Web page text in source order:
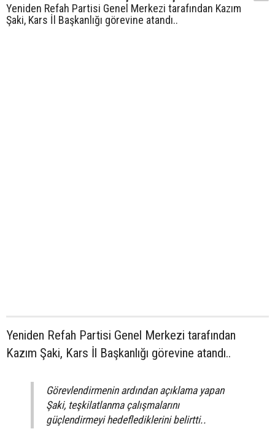
Yeniden Refah Partisi Genel Merkezi tarafından Kazım
Şaki, Kars İl Başkanlığı görevine atandı..
Yeniden Refah Partisi Genel Merkezi tarafından
Kazım Şaki, Kars İl Başkanlığı görevine atandı..
Görevlendirmenin ardından açıklama yapan
Şaki, teşkilatlanma çalışmalarını
güçlendirmeyi hedeflediklerini belirtti..